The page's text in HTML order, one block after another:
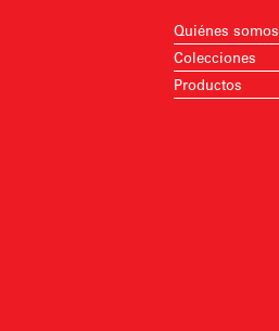
Quiénes somos
Colecciones
Productos